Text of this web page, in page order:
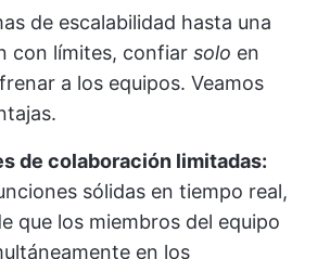
de escalabilidad hasta una
con límites, confiar solo en
a los equipos. Veamos
de colaboración limitadas:
sólidas en tiempo real,
que los miembros del equipo
en los